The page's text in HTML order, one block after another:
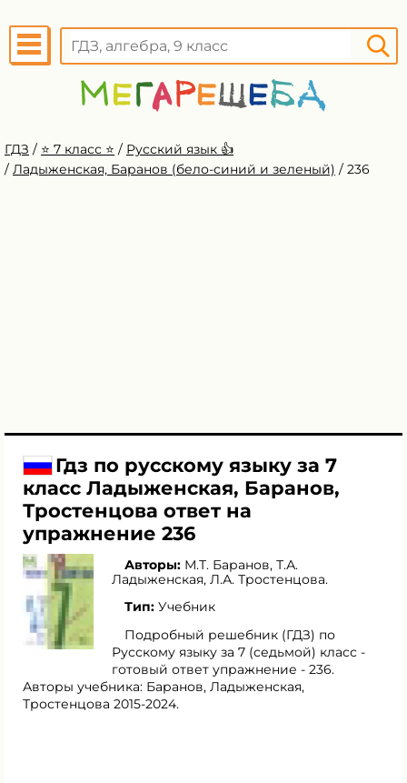
ГДЗ / ⭐️ 7 класс ⭐️ / Русский язык 👍
/ Ладыженская, Баранов (бело-синий и зеленый) / 236
Гдз по русскому языку за 7
класс Ладыженская, Баранов,
Тростенцова ответ на
упражнение 236
Авторы: М.Т. Баранов, Т.А.
Ладыженская, Л.А. Тростенцова.
Тип: Учебник
Подробный решебник (ГДЗ) по
Русскому языку за 7 (седьмой) класс -
готовый ответ упражнение - 236.
Авторы учебника: Баранов, Ладыженская,
Тростенцова 2015-2024.